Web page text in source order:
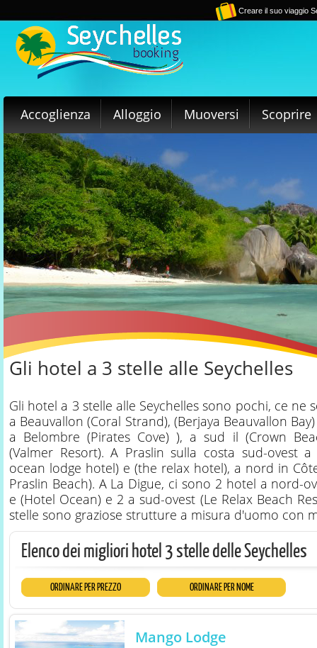
Creare il suo viaggio
Accoglienza Alloggio Muoversi Scoprire
Gli hotel a 3 stelle alle Seychelles
Gli hotel a 3 stelle alle Seychelles sono pochi, ce ne
a Beauvallon (Coral Strand), (Berjaya Beauvallon
a Belombre (Pirates Cove) ), a sud il (Crown
(Valmer Resort). A Praslin sulla costa sud-ovest
ocean lodge hotel) e (the relax hotel), a nord in
Praslin Beach). A La Digue, ci sono 2 hotel a nord-
e (Hotel Ocean) e 2 a sud-ovest (Le Relax Beach
stelle sono graziose strutture a misura d'uomo con
Elenco dei migliori hotel 3 stelle delle Seychelles
ORDINARE PER PREZZO ORDINARE PER NOME
Mango Lodge